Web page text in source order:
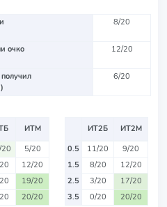
8/20
очко
12/20
6/20
ИТМ
5/20
12/20
19/20
20/20
ИТ2Б
ИТ2М
0.5
11/20
9/20
1.5
8/20
12/20
2.5
3/20
17/20
3.5
0/20 20/20